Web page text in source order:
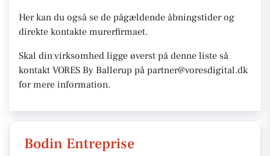
Her kan du også se de pågældende åbningstider og
direkte kontakte murerfirmaet.
Skal din virksomhed ligge øverst på denne liste så
kontakt VORES By Ballerup på partner@voresdigital.dk
for mere information.
Bodin Entreprise